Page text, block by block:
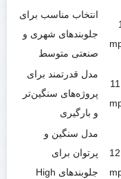
انتخاب مناسب برای
جلوبندهای شهری و
صنعتی متوسط
مدل قدرتمند برای
پروژه‌های سنگین‌تر
و بارگیری
مدل سنگین و
پرتوان برای
جلوبندهای High